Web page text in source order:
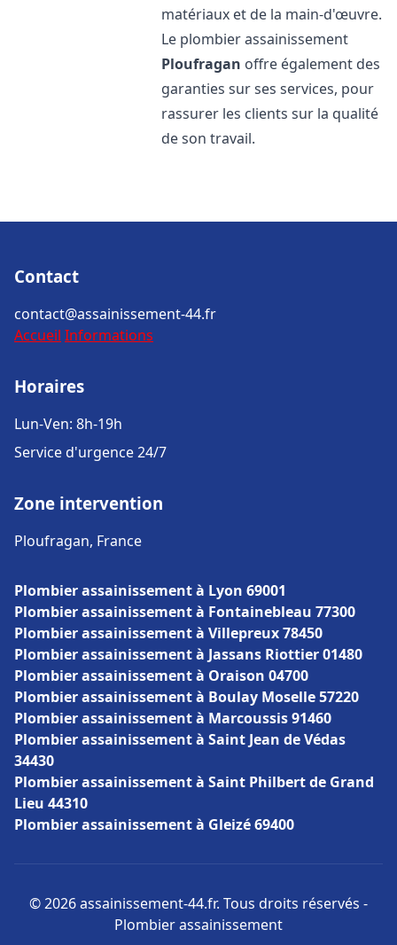
matériaux et de la main-d'œuvre.
Le plombier assainissement
Ploufragan offre également des
garanties sur ses services, pour
rassurer les clients sur la qualité
de son travail.
Contact
contact@assainissement-44.fr
Accueil Informations
Horaires
Lun-Ven: 8h-19h
Service d'urgence 24/7
Zone intervention
Ploufragan, France
Plombier assainissement à Lyon 69001
Plombier assainissement à Fontainebleau 77300
Plombier assainissement à Villepreux 78450
Plombier assainissement à Jassans Riottier 01480
Plombier assainissement à Oraison 04700
Plombier assainissement à Boulay Moselle 57220
Plombier assainissement à Marcoussis 91460
Plombier assainissement à Saint Jean de Védas
34430
Plombier assainissement à Saint Philbert de Grand
Lieu 44310
Plombier assainissement à Gleizé 69400
© 2026 assainissement-44.fr. Tous droits réservés -
Plombier assainissement